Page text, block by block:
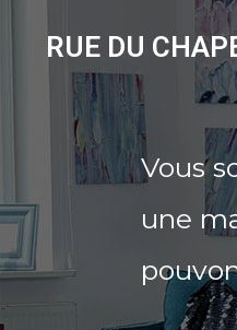
RUE DU
Vous
une